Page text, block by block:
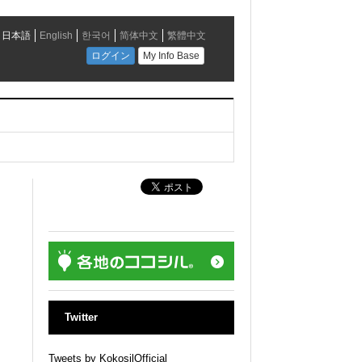
Twitter
Tweets by KokosilOfficial